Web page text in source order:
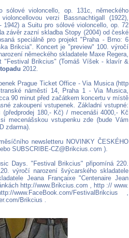
violoncello, op. 131c, německého
verzi Bassnachtigall (1922),
1942) a Suitu pro sólové violoncello, op. 72
závěr zazní skladba Stopy (2004) od české
speciálně pro projekt "Praha - Brno: 6
Brikcia". Koncert je "preview" 100. výročí
německého skladatele Maxe Regera,
"Festival Brikcius" (Tomáš Víšek - klavír &
2012.
Prague Ticket Office - Via Musica (http
náměstí 14, Praha 1 - Via Musica,
90 minut před začátkem koncertu v místě
zakoupení vstupenek. Základní vstupné:
180,- Kč) / mecenáši 4000,- Kč
mecenášskou vstupenku zde (bude Vám
zdarma).
newsletteru NOVINKY ČESKÉHO
SUBSCRIBE-CZ@Brikcius.com ).
Days. "Festival Brikcius" připomíná 220.
výročí narození švýcarského skladatele
Jeana Françaixe "Centenaire Jean
http://www.Brikcius.com , http :// www.
www.FaceBook.com/FestivalBrikcius ,
Brikcius .